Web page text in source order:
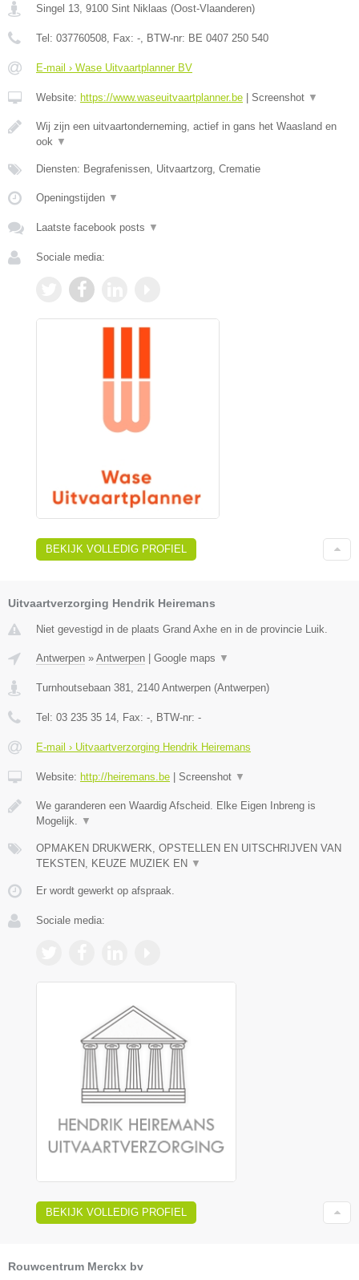
Singel 13 9100 Sint Niklaas (Oost-Vlaanderen)
Tel: 037760508 , Fax: - , BTW-nr: BE 0407 250 540
E-mail › Wase Uitvaartplanner BV
Website: https://www.waseuitvaartplanner.be Screenshot ▼
Wij zijn een uitvaartonderneming, actief in gans het Waasland en
ook ▼
Diensten: Begrafenissen, Uitvaartzorg, Crematie
Openingstijden ▼
Laatste facebook posts ▼
Sociale media:
BEKIJK VOLLEDIG PROFIEL
Uitvaartverzorging Hendrik Heiremans
Niet gevestigd in de plaats Grand Axhe en in de provincie Luik.
Antwerpen » Antwerpen | Google maps ▼
Turnhoutsebaan 381 2140 Antwerpen (Antwerpen)
Tel: 03 235 35 14 , Fax: - , BTW-nr: -
E-mail › Uitvaartverzorging Hendrik Heiremans
Website: http://heiremans.be | Screenshot ▼
We garanderen een Waardig Afscheid. Elke Eigen Inbreng is
Mogelijk.
▼
OPMAKEN DRUKWERK, OPSTELLEN EN UITSCHRIJVEN VAN
TEKSTEN, KEUZE MUZIEK EN ▼
Er wordt gewerkt op afspraak.
Sociale media:
BEKIJK VOLLEDIG PROFIEL
Rouwcentrum Merckx bv